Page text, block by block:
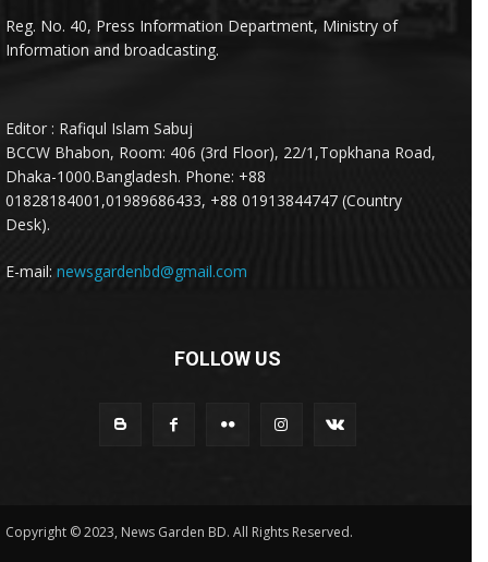
Reg. No. 40, Press Information Department, Ministry of
Information and broadcasting.
Editor : Rafiqul Islam Sabuj
BCCW Bhabon, Room: 406 (3rd Floor), 22/1,Topkhana Road,
Dhaka-1000.Bangladesh. Phone: +88
01828184001,01989686433, +88 01913844747 (Country
Desk).
E-mail: newsgardenbd@gmail.com
FOLLOW US
Copyright © 2023, News Garden BD. All Rights Reserved.